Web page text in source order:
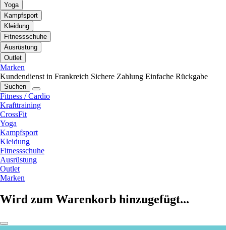
Yoga
Kampfsport
Kleidung
Fitnessschuhe
Ausrüstung
Outlet
Marken
Kundendienst in Frankreich Sichere Zahlung Einfache Rückgabe
Suchen
Fitness / Cardio
Krafttraining
CrossFit
Yoga
Kampfsport
Kleidung
Fitnessschuhe
Ausrüstung
Outlet
Marken
Wird zum Warenkorb hinzugefügt...